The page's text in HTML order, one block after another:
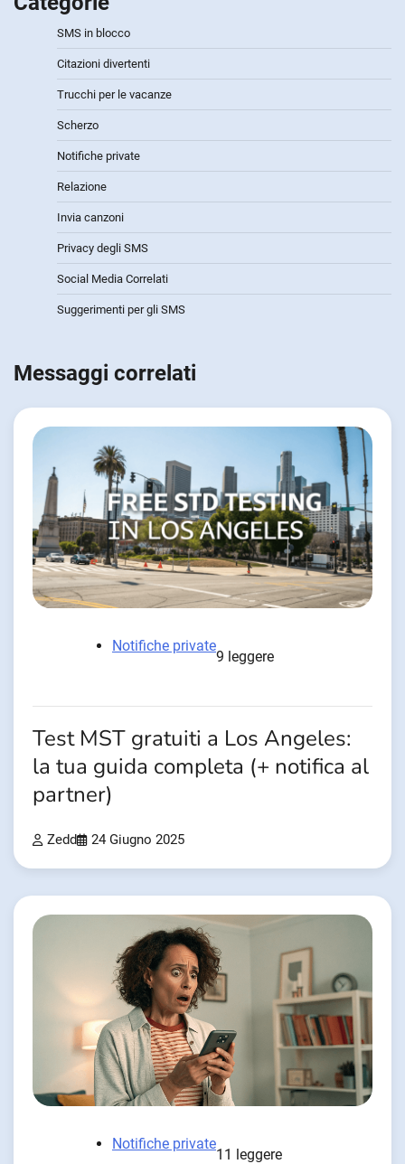
SMS in blocco
Citazioni divertenti
Trucchi per le vacanze
Scherzo
Notifiche private
Relazione
Invia canzoni
Privacy degli SMS
Social Media Correlati
Suggerimenti per gli SMS
Messaggi correlati
Notifiche private
9 leggere
Test MST gratuiti a Los Angeles:
la tua guida completa (+ notifica al
partner)
Zedd 24 Giugno 2025
Notifiche private
11 leggere